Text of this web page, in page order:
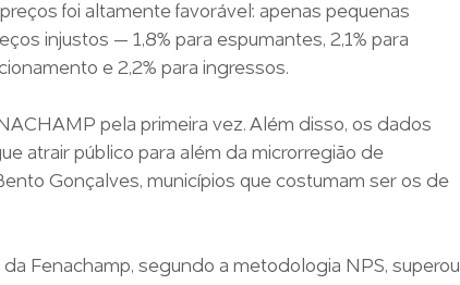
foi altamente favorável: apenas pequenas
injustos — 1,8% para espumantes, 2,1% para
e 2,2% para ingressos.
pela primeira vez. Além disso, os dados
atrair público para além da microrregião de
Gonçalves, municípios que costumam ser os de
Fenachamp, segundo a metodologia NPS, superou